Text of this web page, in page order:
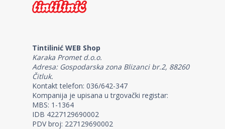
Tintilinić WEB Shop
Karaka Promet d.o.o.
Adresa: Gospodarska zona Blizanci br.2, 88260
Čitluk.
Kontakt telefon: 036/642-347
Kompanija je upisana u trgovački registar:
MBS: 1-1364
IDB 4227129690002
PDV broj: 227129690002